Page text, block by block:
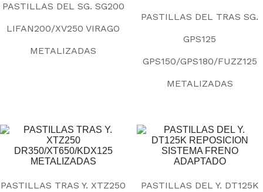
PASTILLAS DEL SG. SG200
LIFAN200/XV250 VIRAGO
METALIZADAS
PASTILLAS DEL TRAS SG.
GPS125
GPS150/GPS180/FUZZ125
METALIZADAS
PASTILLAS TRAS Y. XTZ250
PASTILLAS DEL Y. DT125K